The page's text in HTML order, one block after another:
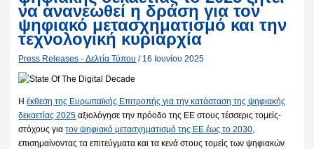
να ανανεωθεί η δράση για τον
ψηφιακό μετασχηματισμό και την
τεχνολογική κυριαρχία
Press Releases - Δελτία Τύπου / 16 Ιουνίου 2025
Ηέκθεση της Ευρωπαϊκής Επιτροπής για την κατάσταση της ψηφιακής
δεκαετίας 2025 αξιολόγησε την πρόοδο της ΕΕ στους τέσσερις τομείς-
στόχους γιατον ψηφιακό μετασχηματισμό της ΕΕ έως το 2030,
επισημαίνοντας τα επιτεύγματα και τα κενά στους τομείς των ψηφιακών